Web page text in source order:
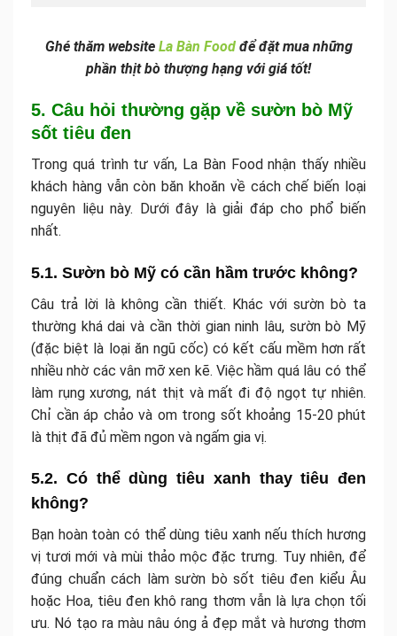
Ghé thăm website La Bàn Foodđể đặt mua những
phần thịt bò thượng hạng với giá tốt!
5. Câu hỏi thường gặp về sườn bò Mỹ
sốt tiêu đen
Trong quá trình tư vấn, La Bàn Food nhận thấy nhiều
khách hàng vẫn còn băn khoăn về cách chế biến loại
nguyên liệu này. Dưới đây là giải đáp cho phổ biến
nhất.
5.1. Sườn bò Mỹ có cần hầm trước không?
Câu trả lời là không cần thiết. Khác với sườn bò ta
thường khá dai và cần thời gian ninh lâu, sườn bò Mỹ
(đặc biệt là loại ăn ngũ cốc) có kết cấu mềm hơn rất
nhiều nhờ các vân mỡ xen kẽ. Việc hầm quá lâu có thể
làm rụng xương, nát thịt và mất đi độ ngọt tự nhiên.
Chỉ cần áp chảo và om trong sốt khoảng 15-20 phút
là thịt đã đủ mềm ngon và ngấm gia vị.
5.2. Có thể dùng tiêu xanh thay tiêu đen
không?
Bạn hoàn toàn có thể dùng tiêu xanh nếu thích hương
vị tươi mới và mùi thảo mộc đặc trưng. Tuy nhiên, để
đúng chuẩn cách làm sườn bò sốt tiêu đen kiểu Âu
hoặc Hoa, tiêu đen khô rang thơm vẫn là lựa chọn tối
ưu. Nó tạo ra màu nâu óng ả đẹp mắt và hương thơm